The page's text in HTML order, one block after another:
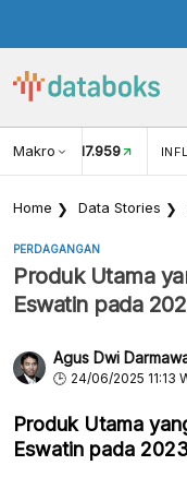
Makro
USD/IDR 17.959
Home Data Stories
PERDAGANGAN
Produk Utama
Eswatin pada
Agus Dwi
24/06/2025 11:13
Produk Utama
Eswatin pada